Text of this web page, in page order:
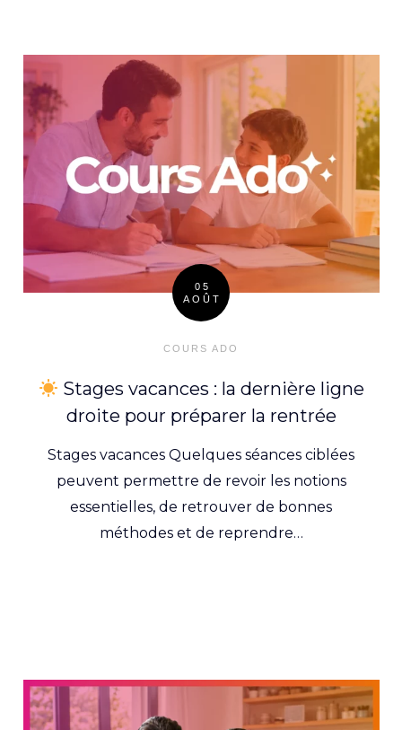
05
AOÛT
COURS ADO
Stages vacances : la dernière ligne
droite pour préparer la rentrée
Stages vacances Quelques séances ciblées
peuvent permettre de revoir les notions
essentielles, de retrouver de bonnes
méthodes et de reprendre…